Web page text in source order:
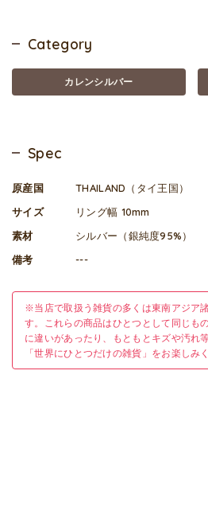
Category
カレンシルバー
Spec
原産国
THAILAND（タイ王国）
サイズ
リング幅 10mm
素材
シルバー（銀純度95%）
備考
---
※当店で取扱う雑貨の多くは東南アジア
す。これらの商品はひとつとして同じも
に違いがあったり、もともとキズや汚れ
「世界にひとつだけの雑貨」をお楽しみ